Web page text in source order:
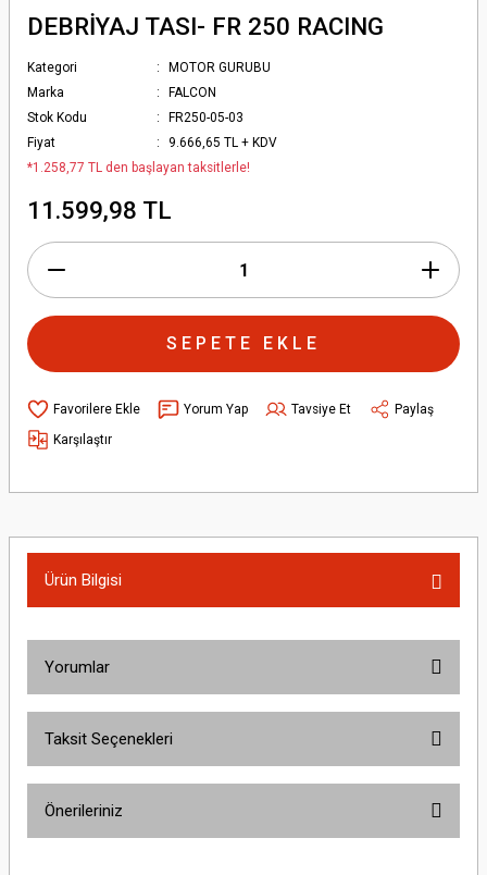
DEBRİYAJ TASI- FR 250 RACING
Kategori
MOTOR GURUBU
Marka
FALCON
Stok Kodu
FR250-05-03
Fiyat
9.666,65 TL + KDV
*1.258,77 TL den başlayan taksitlerle!
11.599,98 TL
SEPETE EKLE
Yorum Yap Tavsiye Et
Paylaş
Karşılaştır
Ürün Bilgisi
Yorumlar
Taksit Seçenekleri
Önerileriniz